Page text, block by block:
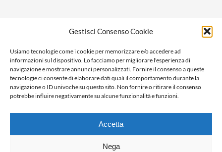
Gestisci Consenso Cookie
Usiamo tecnologie come i cookie per memorizzare e/o accedere ad
informazioni sul dispositivo. Lo facciamo per migliorare l'esperienza di
navigazione e mostrare annunci personalizzati. Fornire il consenso a queste
tecnologie ci consente di elaborare dati quali il comportamento durante la
navigazione o ID univoche su questo sito. Non fornire o ritirare il consenso
potrebbe influire negativamente su alcune funzionalità e funzioni.
Accetta
Nega
Ragione sociale: Panorama S.r.l.
C.F. / P.IVA: 01058470061
N. REA: AL-138981
Capitale Versato € 10.000,00